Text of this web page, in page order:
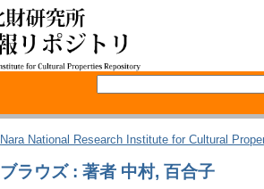
Nara National Research Institute for Cultural
ブラウズ : 著者 中村, 百合子